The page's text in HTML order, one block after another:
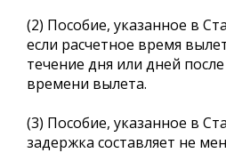
(2) Пособие, указанное в
если расчетное время
течение дня или дней
времени вылета.
(3) Пособие, указанное в
задержка составляет не